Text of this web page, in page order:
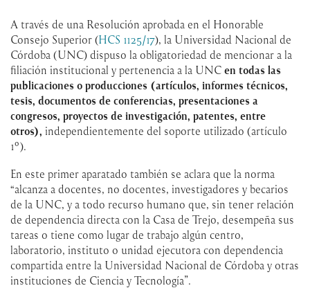
A través de una Resolución aprobada en el Honorable
Consejo Superior (HCS 1125/17), la Universidad Nacional de
Córdoba (UNC) dispuso la obligatoriedad de mencionar a la
filiación institucional y pertenencia a la UNC en todas las
publicaciones o producciones (artículos, informes técnicos,
tesis, documentos de conferencias, presentaciones a
congresos, proyectos de investigación, patentes, entre
otros), independientemente del soporte utilizado (artículo
1º).
En este primer aparatado también se aclara que la norma
“alcanza a docentes, no docentes, investigadores y becarios
de la UNC, y a todo recurso humano que, sin tener relación
de dependencia directa con la Casa de Trejo, desempeña sus
tareas o tiene como lugar de trabajo algún centro,
laboratorio, instituto o unidad ejecutora con dependencia
compartida entre la Universidad Nacional de Córdoba y otras
instituciones de Ciencia y Tecnología”.